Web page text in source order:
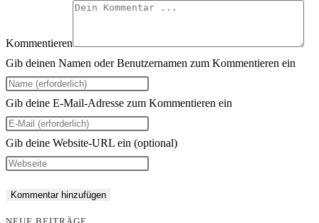
Kommentieren
Gib deinen Namen oder Benutzernamen zum Kommentieren ein
Gib deine E-Mail-Adresse zum Kommentieren ein
Gib deine Website-URL ein (optional)